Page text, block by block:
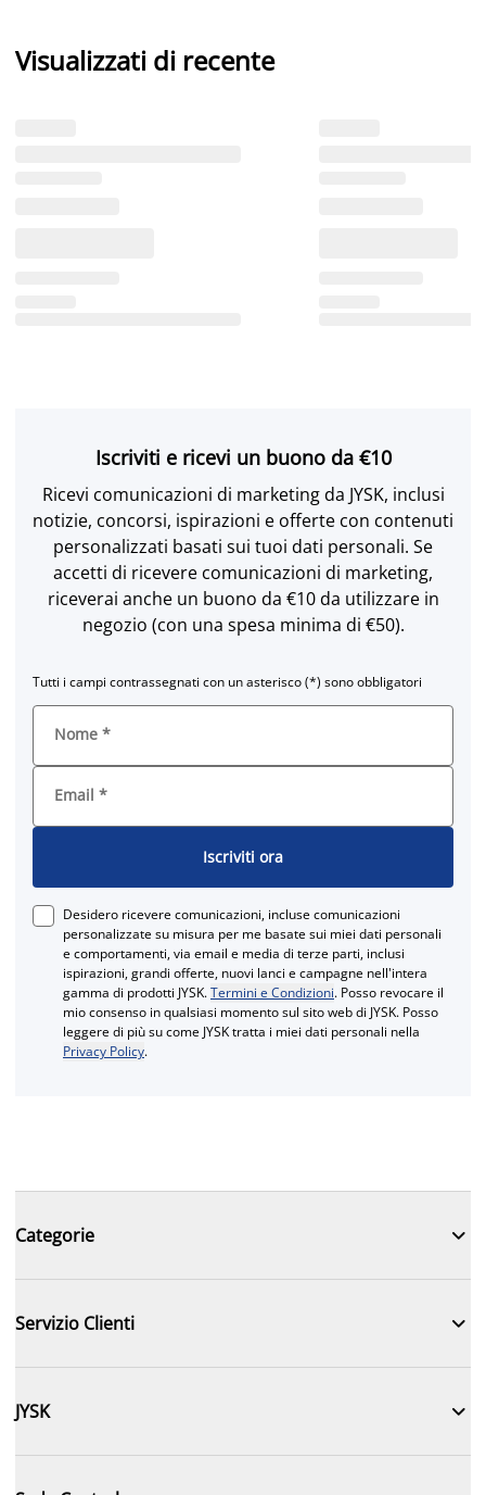
Visualizzati di recente
Iscriviti e ricevi un buono da €10
Ricevi comunicazioni di marketing da JYSK, inclusi
notizie, concorsi, ispirazioni e offerte con contenuti
personalizzati basati sui tuoi dati personali. Se
accetti di ricevere comunicazioni di marketing,
riceverai anche un buono da €10 da utilizzare in
negozio (con una spesa minima di €50).
Tutti i campi contrassegnati con un asterisco (*) sono obbligatori
Nome *
Email *
Iscriviti ora
Desidero ricevere comunicazioni, incluse comunicazioni
personalizzate su misura per me basate sui miei dati personali
e comportamenti, via email e media di terze parti, inclusi
ispirazioni, grandi offerte, nuovi lanci e campagne nell'intera
gamma di prodotti JYSK.Termini e Condizioni. Posso revocare il
mio consenso in qualsiasi momento sul sito web di JYSK. Posso
leggere di più su come JYSK tratta i miei dati personali nella
Privacy Policy.
Categorie 
Servizio Clienti 
JYSK 